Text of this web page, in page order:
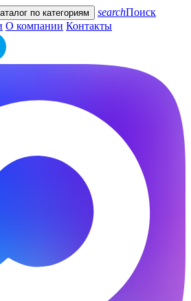
по категориям searchПоиск
О компании Контакты